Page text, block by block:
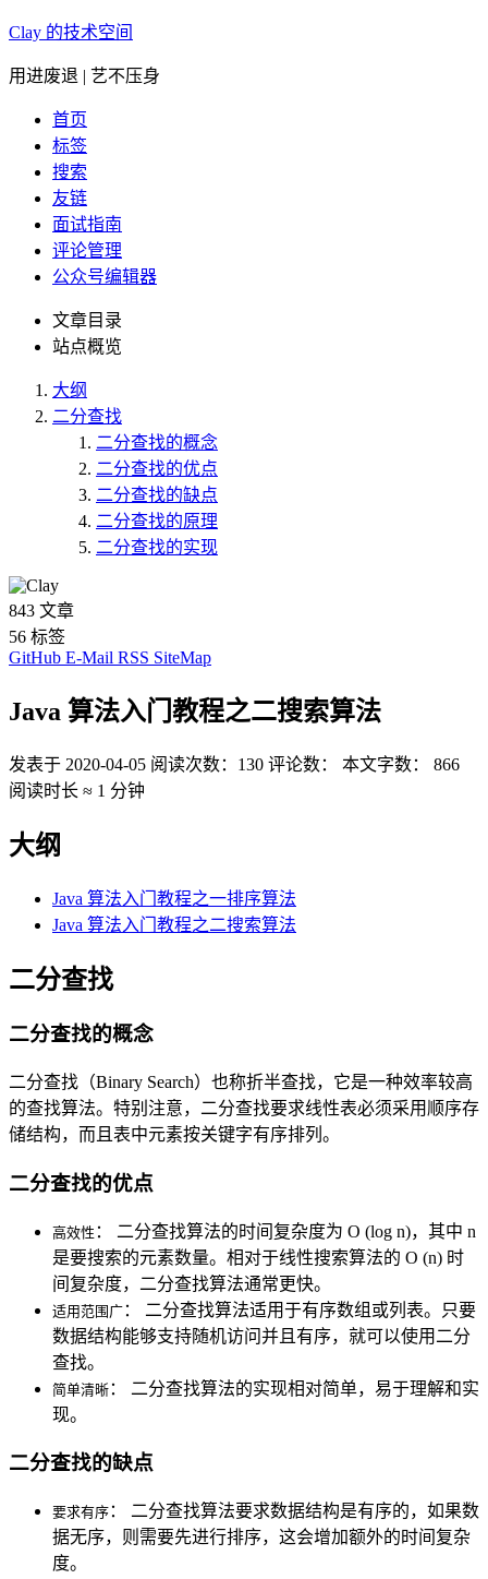
Clay 的技术空间
用进废退 | 艺不压身
首页
标签
搜索
友链
面试指南
评论管理
公众号编辑器
文章目录
站点概览
大纲
二分查找
二分查找的概念
二分查找的优点
二分查找的缺点
二分查找的原理
二分查找的实现
843 文章
56 标签
GitHub E-Mail RSS SiteMap
Java 算法入门教程之二搜索算法
发表于 2020-04-05 阅读次数： 130 评论数： 本文字数：
866
阅读时长 ≈ 1 分钟
大纲
Java 算法入门教程之一排序算法
Java 算法入门教程之二搜索算法
二分查找
二分查找的概念
二分查找（Binary Search）也称折半查找，它是一种效率较高
的查找算法。特别注意，二分查找要求线性表必须采用顺序存
储结构，而且表中元素按关键字有序排列。
二分查找的优点
高效性 ： 二分查找算法的时间复杂度为 O (log n)，其中 n
是要搜索的元素数量。相对于线性搜索算法的 O (n) 时
间复杂度，二分查找算法通常更快。
适用范围广 ： 二分查找算法适用于有序数组或列表。只要
数据结构能够支持随机访问并且有序，就可以使用二分
查找。
简单清晰 ： 二分查找算法的实现相对简单，易于理解和实
现。
二分查找的缺点
要求有序 ： 二分查找算法要求数据结构是有序的，如果数
据无序，则需要先进行排序，这会增加额外的时间复杂
度。